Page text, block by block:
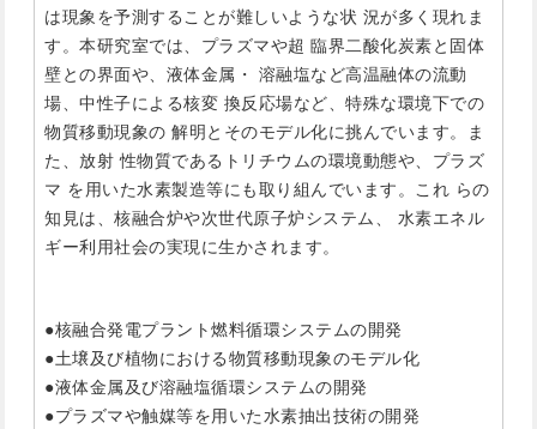
は現象を予測することが難しいような状 況が多く現れま
す。本研究室では、プラズマや超 臨界二酸化炭素と固体
壁との界面や、液体金属・ 溶融塩など高温融体の流動
場、中性子による核変 換反応場など、特殊な環境下での
物質移動現象の 解明とそのモデル化に挑んでいます。ま
た、放射 性物質であるトリチウムの環境動態や、プラズ
マ を用いた水素製造等にも取り組んでいます。これ らの
知見は、核融合炉や次世代原子炉システム、 水素エネル
ギー利用社会の実現に生かされます。
●核融合発電プラント燃料循環システムの開発
●土壌及び植物における物質移動現象のモデル化
●液体金属及び溶融塩循環システムの開発
●プラズマや触媒等を用いた水素抽出技術の開発